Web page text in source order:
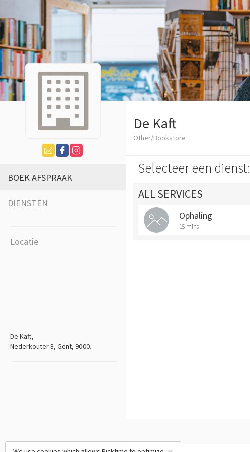
BOEK AFSPRAAK
DIENSTEN
Locatie
De Kaft,
Nederkouter 8, Gent, 9000.
De Kaft
Other/Bookstore
Selecteer een dienst:
ALL SERVICES
Ophaling
15 mins